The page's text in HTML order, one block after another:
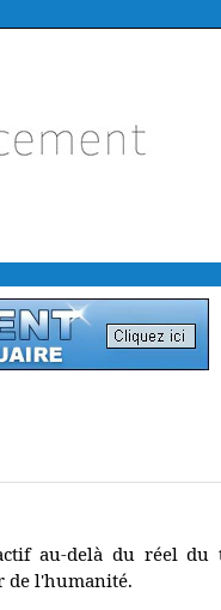
au-delà du réel du
de l'humanité.